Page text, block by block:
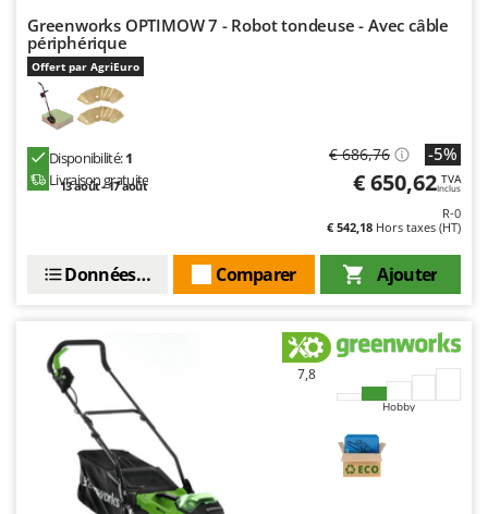
Greenworks OPTIMOW 7 - Robot tondeuse - Avec câble
périphérique
Offert par AgriEuro
Disponibilité:1
Livraison gratuite
13 août - 17 août
€ 686,76 -5%
€ 650,62 TVA
Inclus
R-0
€ 542,18 Hors taxes (HT)
Ajouter
Comparer
Données techniques
7,8
Hobby